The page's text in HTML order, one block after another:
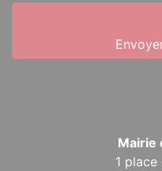
Mairie
1 place